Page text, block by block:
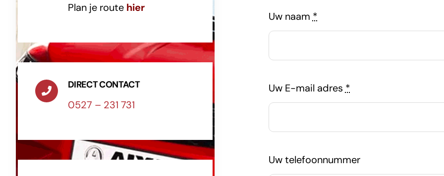
Plan je route hier
DIRECT CONTACT
0527 – 231 731
Uw naam *
Uw E-mail adres *
Uw telefoonnummer